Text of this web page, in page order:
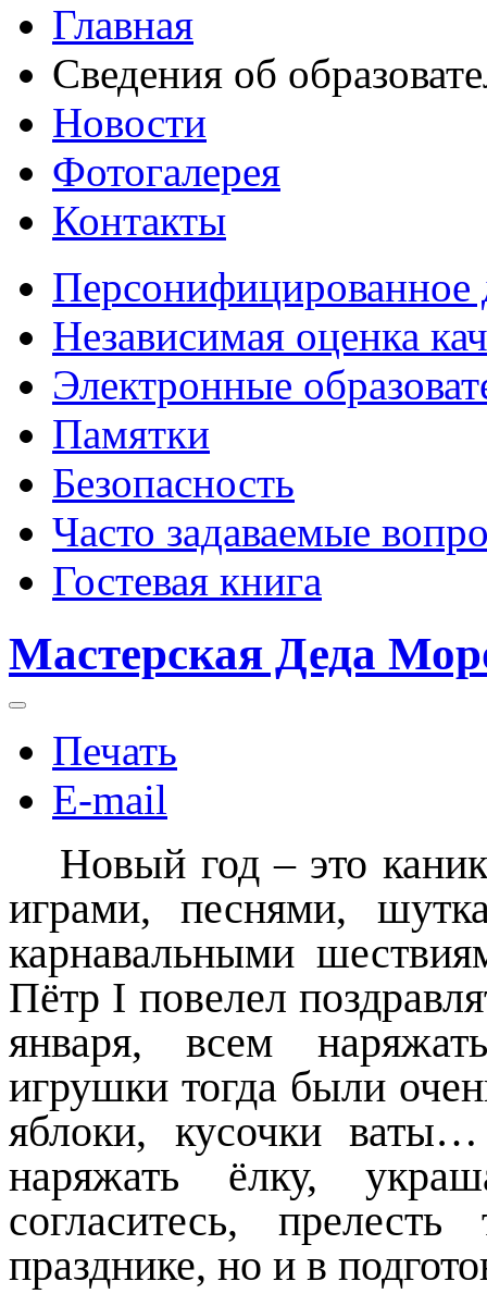
Главная
Сведения об
Новости
Фотогалерея
Контакты
Персонифицированное
Независимая оценка
Электронные
Памятки
Безопасность
Часто задаваемые
Гостевая книга
Мастерская Деда
Печать
E-mail
Новый год – это
играми, песнями,
карнавальными
Пётр I повелел
января, всем
игрушки тогда были
яблоки, кусочки
наряжать ёлку,
согласитесь,
празднике, но и в